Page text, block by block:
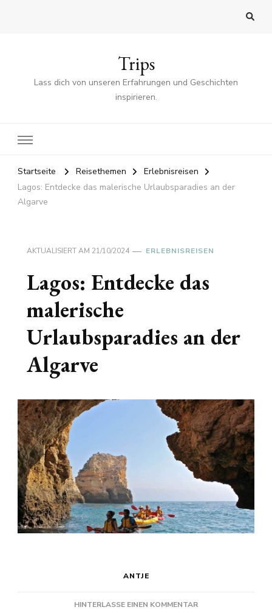
Trips
Lass dich von unseren Erfahrungen und Geschichten
inspirieren.
Startseite Reisethemen
Erlebnisreisen
Lagos: Entdecke das malerische Urlaubsparadies an der
Algarve
AKTUALISIERT AM 21/10/2024 ERLEBNISREISEN
Lagos: Entdecke das
malerische
Urlaubsparadies an der
Algarve
ANTJE
HINTERLASSE EINEN KOMMENTARZU